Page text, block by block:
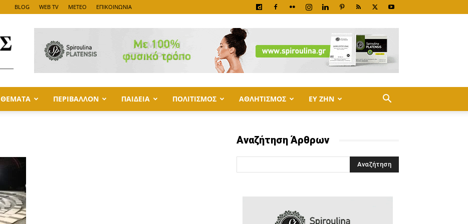
BLOG WEB TV METEO ΕΠΙΚΟΙΝΩΝΙΑ
ΘΕΜΑΤΑ ΠΕΡΙΒΑΛΛΟΝ ΠΑΙΔΕΙΑ ΠΟΛΙΤΙΣΜΟΣ ΑΘΛΗΤΙΣΜΟΣ ΕΥ ΖΗΝ
Αναζήτηση Άρθρων